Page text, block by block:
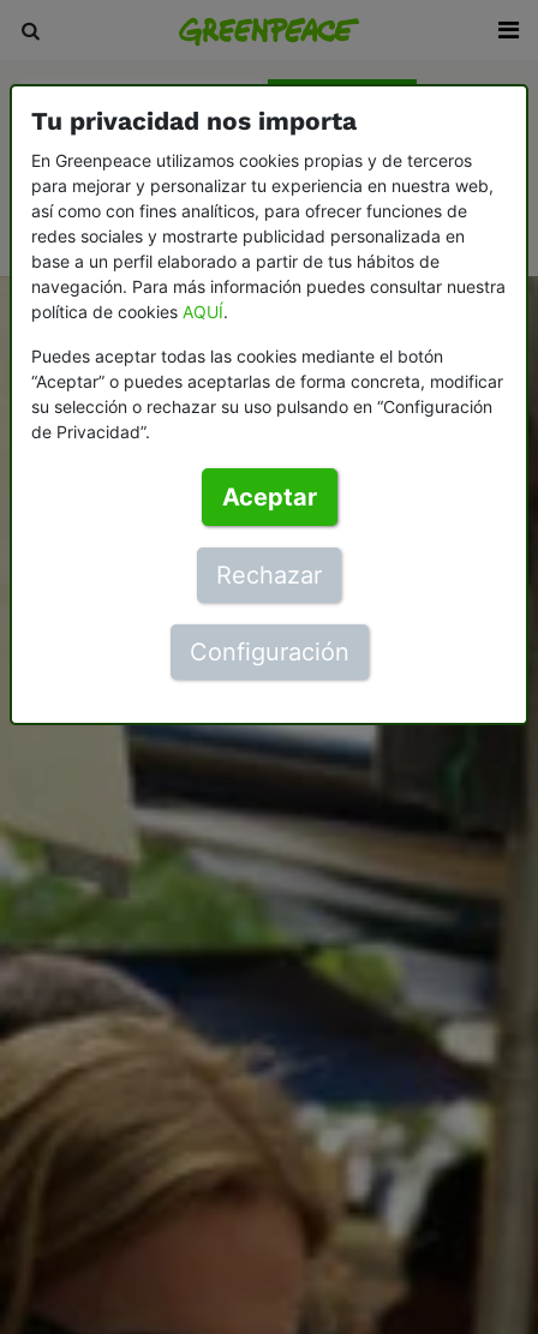
Testamento solidario por el planeta
Colabora con Greenpeace
Tu privacidad nos importa
En Greenpeace utilizamos cookies propias y de terceros
para mejorar y personalizar tu experiencia en nuestra web,
así como con fines analíticos, para ofrecer funciones de
redes sociales y mostrarte publicidad personalizada en
base a un perfil elaborado a partir de tus hábitos de
navegación. Para más información puedes consultar nuestra
política de cookies AQUÍ.
Puedes aceptar todas las cookies mediante el botón
“Aceptar” o puedes aceptarlas de forma concreta, modificar
su selección o rechazar su uso pulsando en “Configuración
de Privacidad”.
Aceptar
Rechazar
Configuración